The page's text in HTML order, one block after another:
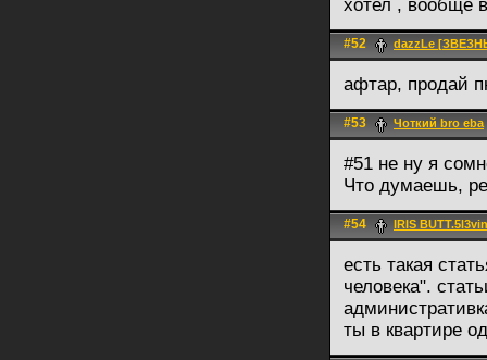
хотел , вообще
#52 dazzLe
афтар, продай
#53 Чоткий bro eba
#51 не ну я
Что думаешь,
#54 IRIS BUTT.5l3vin
есть такая
человека".
ты в квартире